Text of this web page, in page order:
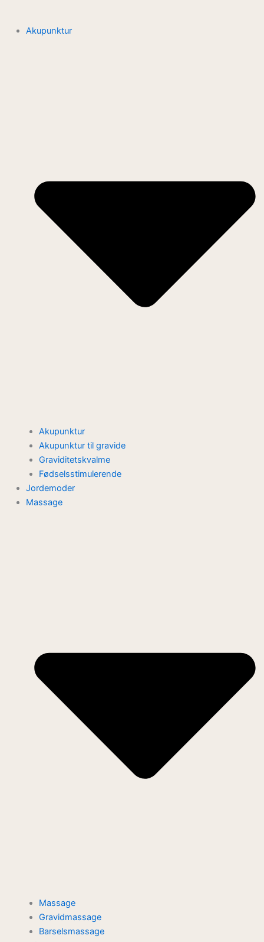
Akupunktur
Akupunktur
Akupunktur til gravide
Graviditetskvalme
Fødselsstimulerende
Jordemoder
Massage
Massage
Gravidmassage
Barselsmassage